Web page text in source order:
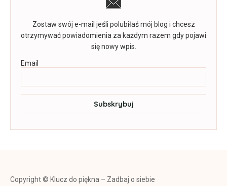
Zostaw swój e-mail jeśli polubiłaś mój blog i chcesz
otrzymywać powiadomienia za każdym razem gdy pojawi
się nowy wpis.
Email
Copyright © Klucz do piękna – Zadbaj o siebie